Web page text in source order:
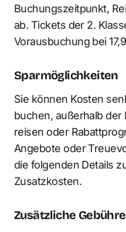
Buchungszeitpunkt,
ab. Tickets der 2.
Vorausbuchung bei
Sparmöglichkeiten
Sie können Kosten
buchen, außerhalb
reisen oder
Angebote oder
die folgenden Details
Zusatzkosten.
Zusätzliche